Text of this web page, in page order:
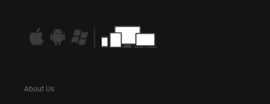
About Us